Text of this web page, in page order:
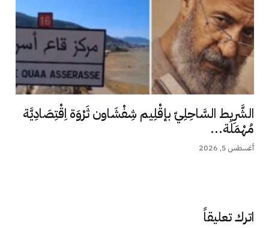
الشَّرِيط السَّاحِلِيّ بإقْلِيم شِفْشَاون ثَرْوَة اِقْتِصَادِيَّة
مُهْمَلَة...
أغسطس 5, 2026
اترك تعليقاً